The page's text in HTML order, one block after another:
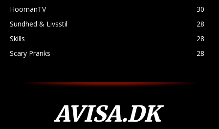
HoomanTV
30
Sundhed & Livsstil
28
Skills
28
Scary Pranks
28
AVISA.DK